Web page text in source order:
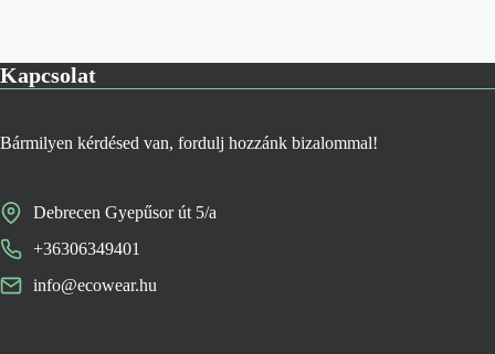
Kapcsolat
Bármilyen kérdésed van, fordulj hozzánk bizalommal!
Debrecen Gyepűsor út 5/a
+36306349401
info@ecowear.hu